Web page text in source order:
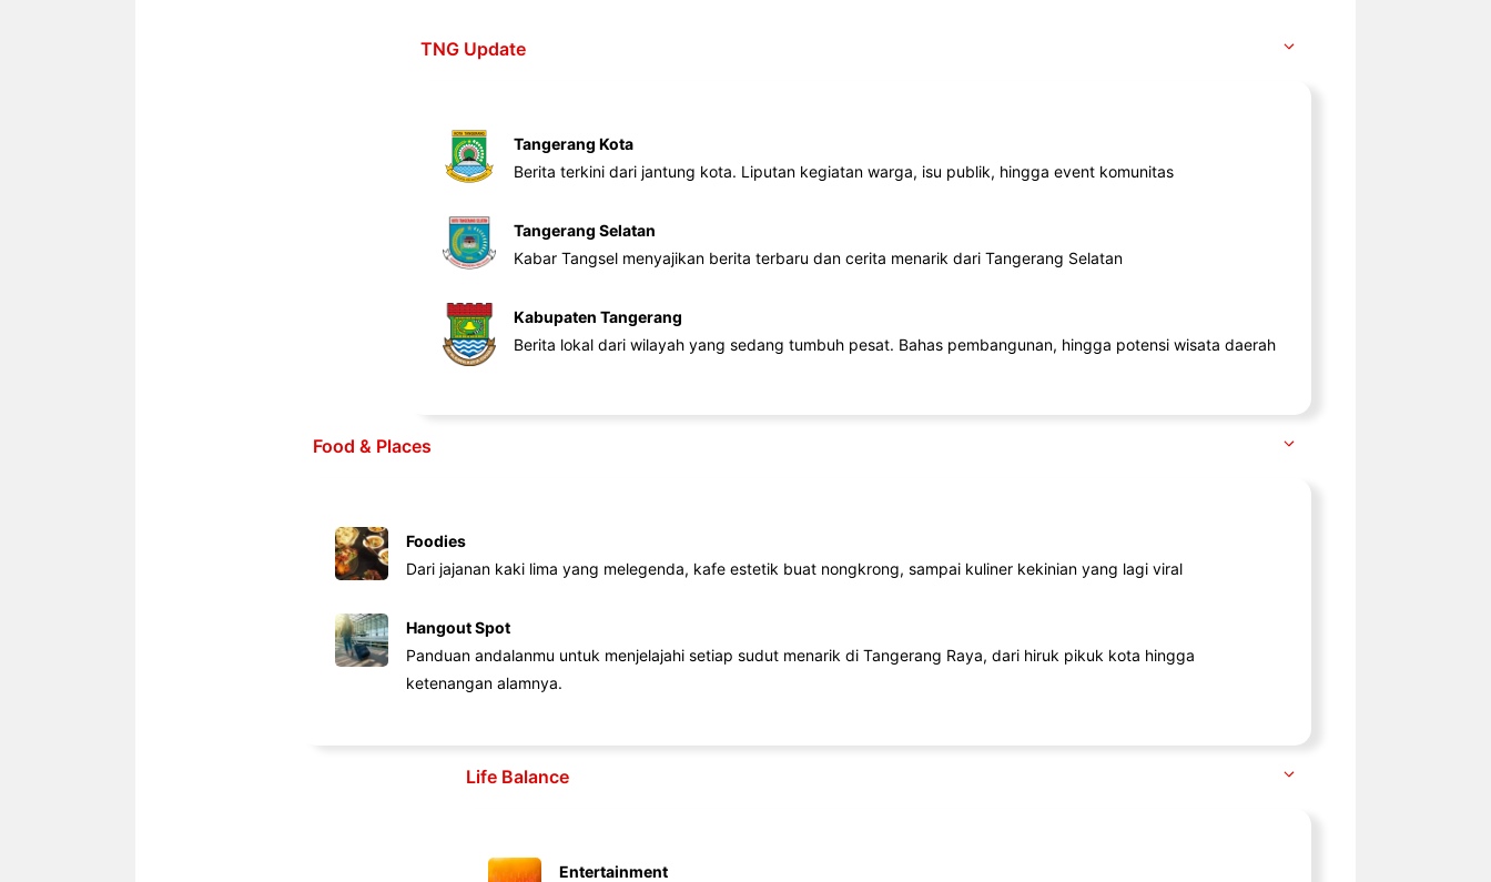
TNG Update
Tangerang Kota
Berita terkini dari jantung kota. Liputan kegiatan warga, isu publik, hingga event komunitas
Tangerang Selatan
Kabar Tangsel menyajikan berita terbaru dan cerita menarik dari Tangerang Selatan
Kabupaten Tangerang
Berita lokal dari wilayah yang sedang tumbuh pesat. Bahas pembangunan, hingga potensi wisata daerah
Food & Places
Foodies
Dari jajanan kaki lima yang melegenda, kafe estetik buat nongkrong, sampai kuliner kekinian yang lagi viral
Hangout Spot
Panduan andalanmu untuk menjelajahi setiap sudut menarik di Tangerang Raya, dari hiruk pikuk kota hingga
ketenangan alamnya.
Life Balance
Entertainment